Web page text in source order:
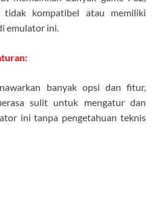
kompatibel atau memiliki
emulator ini.
banyak opsi dan fitur,
sulit untuk mengatur dan
ini tanpa pengetahuan teknis